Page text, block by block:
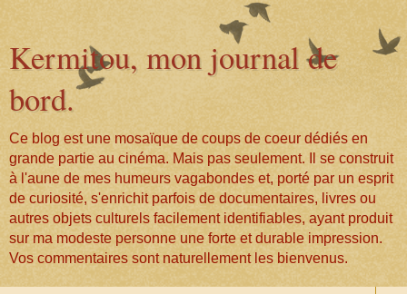
Kermitou, mon journal de
bord.
Ce blog est une mosaïque de coups de coeur dédiés en
grande partie au cinéma. Mais pas seulement. Il se construit
à l'aune de mes humeurs vagabondes et, porté par un esprit
de curiosité, s'enrichit parfois de documentaires, livres ou
autres objets culturels facilement identifiables, ayant produit
sur ma modeste personne une forte et durable impression.
Vos commentaires sont naturellement les bienvenus.